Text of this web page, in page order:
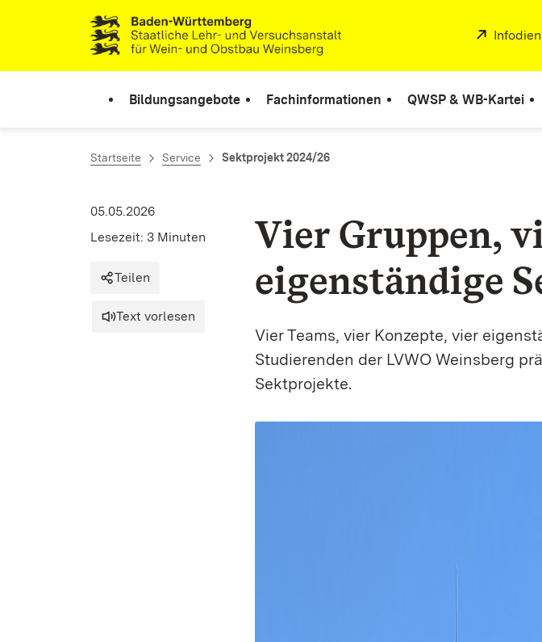
Zum Inhalt springen
Link zur Startseite
Extern:
Bildungsangebote Fachinformationen QWSP & WB-Kartei
Startseite Service Sektprojekt 2024/26
Vier Gruppen,
eigenständige
Vier Teams, vier Konzepte, vier
Studierenden der LVWO Weinsberg
Sektprojekte.
05.05.2026
Lesezeit: 3 Minuten
Teilen
Text vorlesen